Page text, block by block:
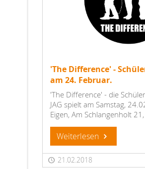
'The Difference' -
am 24. Februar.
'The Difference' - die
JAG spielt am Samstag,
Eigen, Am Schlangenholt
Weiterlesen
21.02.2018